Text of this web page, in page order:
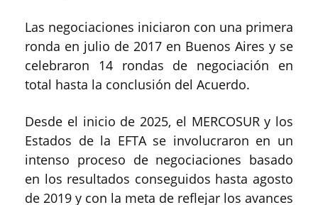
Las negociaciones iniciaron con una primera
ronda en julio de 2017 en Buenos Aires y se
celebraron 14 rondas de negociación en
total hasta la conclusión del Acuerdo.
Desde el inicio de 2025, el MERCOSUR y los
Estados de la EFTA se involucraron en un
intenso proceso de negociaciones basado
en los resultados conseguidos hasta agosto
de 2019 y con la meta de reflejar los avances